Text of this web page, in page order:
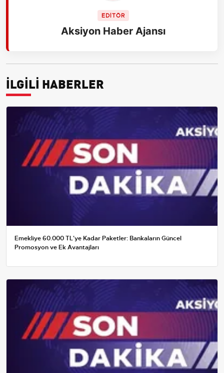
EDİTÖR
Aksiyon Haber Ajansı
İLGİLİ HABERLER
Emekliye 60.000 TL'ye Kadar Paketler: Bankaların Güncel
Promosyon ve Ek Avantajları